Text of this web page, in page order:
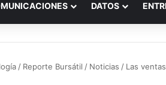
DATOS
/ Reporte Bursátil / Noticias / Las